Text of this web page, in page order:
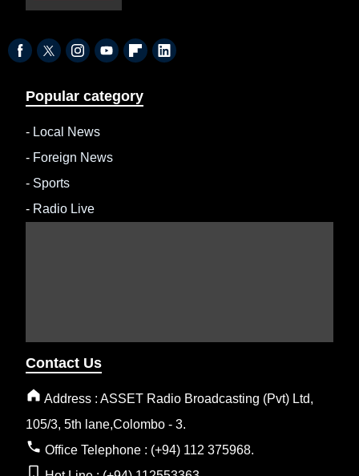
Popular category
- Local News
- Foreign News
- Sports
- Radio Live
Contact Us
Address : ASSET Radio Broadcasting (Pvt) Ltd,
105/3, 5th lane,Colombo - 3.
Office Telephone : (+94) 112 375968.